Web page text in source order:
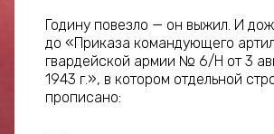
Годину повезло — он выжил. И
до «Приказа командующего
гвардейской армии № 6/Н от 3
1943 г.», в котором отдельной
прописано: